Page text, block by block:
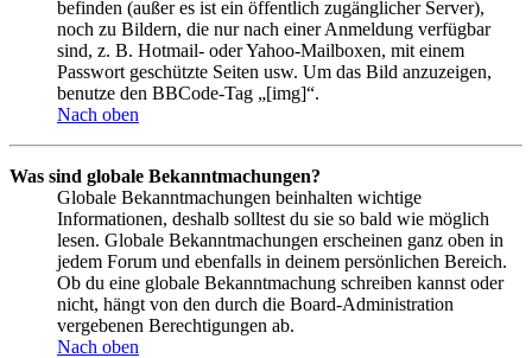
befinden (außer es ist ein öffentlich zugänglicher Server),
noch zu Bildern, die nur nach einer Anmeldung verfügbar
sind, z. B. Hotmail- oder Yahoo-Mailboxen, mit einem
Passwort geschützte Seiten usw. Um das Bild anzuzeigen,
benutze den BBCode-Tag „[img]“.
Nach oben
Was sind globale Bekanntmachungen?
Globale Bekanntmachungen beinhalten wichtige
Informationen, deshalb solltest du sie so bald wie möglich
lesen. Globale Bekanntmachungen erscheinen ganz oben in
jedem Forum und ebenfalls in deinem persönlichen Bereich.
Ob du eine globale Bekanntmachung schreiben kannst oder
nicht, hängt von den durch die Board-Administration
vergebenen Berechtigungen ab.
Nach oben